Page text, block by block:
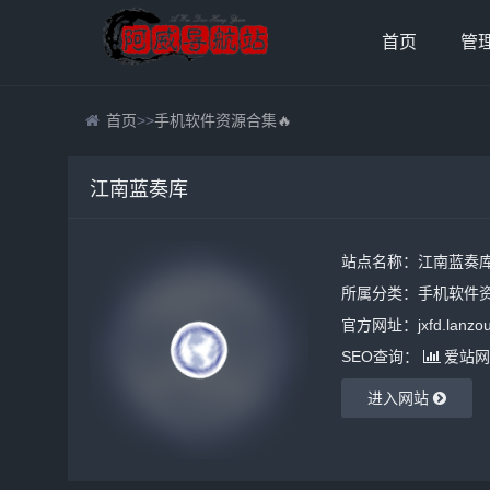
首页 管
首页>>手机软件资源合集🔥
江南蓝奏库
站点名称：江南蓝奏
所属分类： 手机软件
官方网址：
SEO查询：
爱站网
进入网站